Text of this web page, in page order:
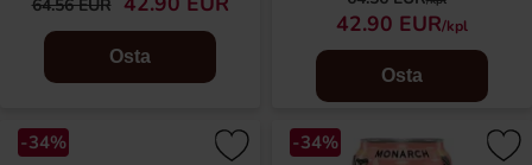
64.56 EUR
Osta
42.90 EUR/kpl
Osta
-34% -34%